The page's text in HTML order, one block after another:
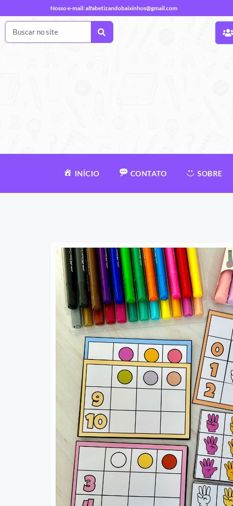
Nosso e-mail:alfabetizandobaixinhos@gmail.com
INÍCIO CONTATO SOBRE